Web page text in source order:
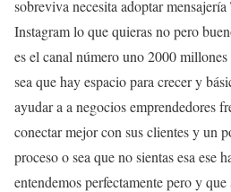
sobreviva necesita adoptar
Instagram lo que quieras no pero
es el canal número uno 2000
sea que hay espacio para crecer y
ayudar a a negocios emprendedores
conectar mejor con sus clientes y un
proceso o sea que no sientas esa ese
entendemos perfectamente pero y